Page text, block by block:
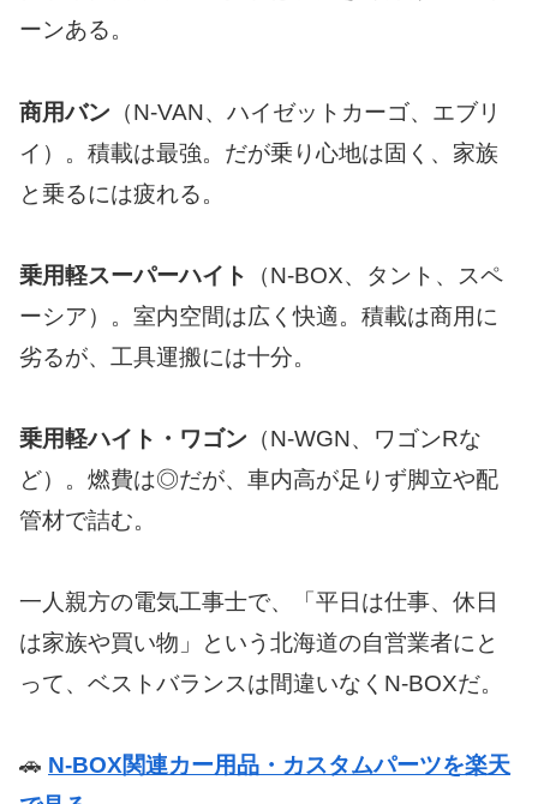
ーンある。
商用バン （N-VAN、ハイゼットカーゴ、エブリ
イ）。積載は最強。だが乗り心地は固く、家族
と乗るには疲れる。
乗用軽スーパーハイト
（N-BOX、タント、スペ
ーシア）。室内空間は広く快適。積載は商用に
劣るが、工具運搬には十分。
乗用軽ハイト・ワゴン （N-WGN、ワゴンRな
ど）。燃費は◎だが、車内高が足りず脚立や配
管材で詰む。
一人親方の電気工事士で、「平日は仕事、休日
は家族や買い物」という北海道の自営業者にと
って、ベストバランスは間違いなくN-BOXだ。
🚗 N-BOX関連カー用品・カスタムパーツを楽天